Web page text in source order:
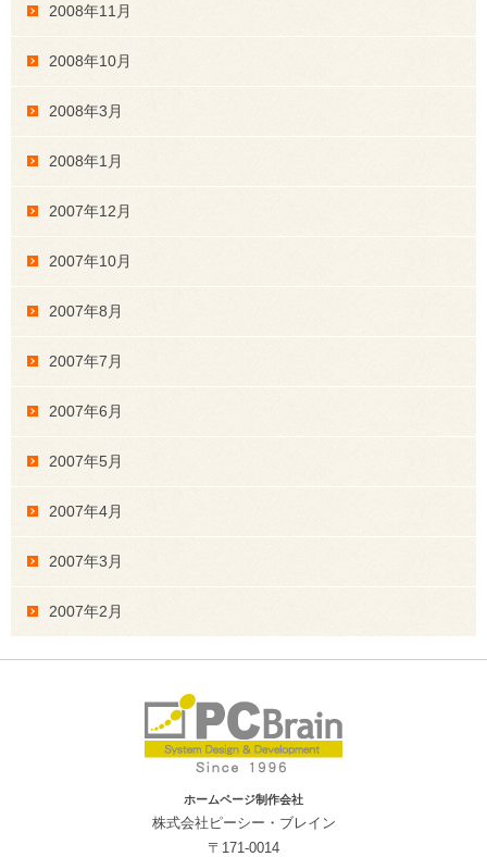
2008年11月
2008年10月
2008年3月
2008年1月
2007年12月
2007年10月
2007年8月
2007年7月
2007年6月
2007年5月
2007年4月
2007年3月
2007年2月
ホームページ制作会社
株式会社ピーシー・ブレイン
〒171-0014